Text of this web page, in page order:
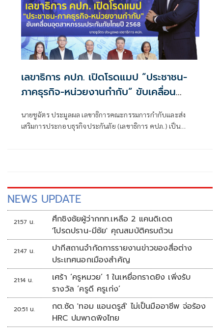
เลขาธิการ คปภ. เปิดโรดแมป “ประชาชน-
ภาคธุรกิจ-หน่วยงานกำกับ” ขับเคลื่อน
นายชูฉัตร ประมูลผล เลขาธิการคณะกรรมการกำกับและส่ง
เสริมการประกอบธุรกิจประกันภัย (เลขาธิการ คปภ.) เป็น
NEWS UPDATE
21:57 น.
ศึกชิงชัยผู้ว่ากกท.เหลือ 2 แคนดิเดต
'โปรดปราน-มีชัย' คุณสมบัติครบถ้วน
21:47 น.
ปากีสถานจำกัดการรายงานข่าวของสื่อต่าง
ประเทศนอกเมืองสำคัญ
21:14 น.
เศร้า ‘ครูหมวย’ 1 ในเหยื่อกราดยิง เพิ่งรับ
รางวัล ‘ครูดี ครูเก่ง’
20:51 น.
กต.ซัด 'ทอม แอนดรูส์' ไม่เป็นมืออาชีพ จ่อร้อง
HRC ปมพาดพิงไทย